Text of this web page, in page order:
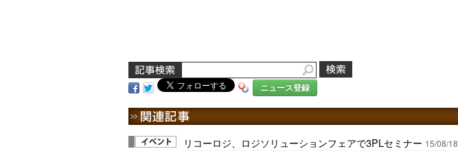
ニュース登録
リコーロジ、ロジソリューションフェアで3PLセミナー 15/08/18